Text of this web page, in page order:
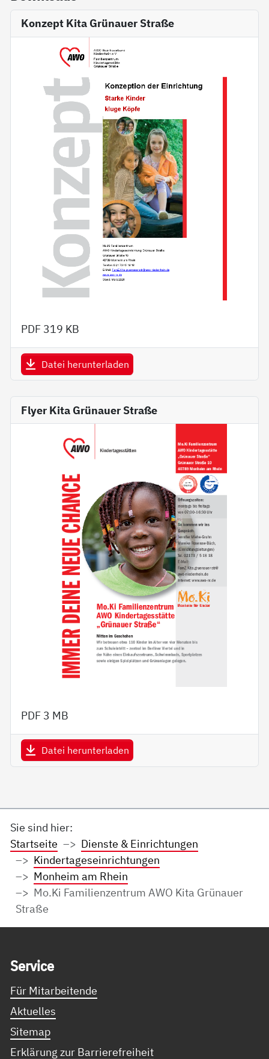
Konzept Kita Grünauer Straße
PDF 319 KB
Datei herunterladen
Flyer Kita Grünauer Straße
PDF 3 MB
Datei herunterladen
Sie sind hier:
Startseite
Dienste & Einrichtungen
Kindertageseinrichtungen
Monheim am Rhein
Mo.Ki Familienzentrum AWO Kita Grünauer
Straße
Ser­vice
Für Mitarbeitende
Aktuelles
Sitemap
Erklärung zur Barrierefreiheit